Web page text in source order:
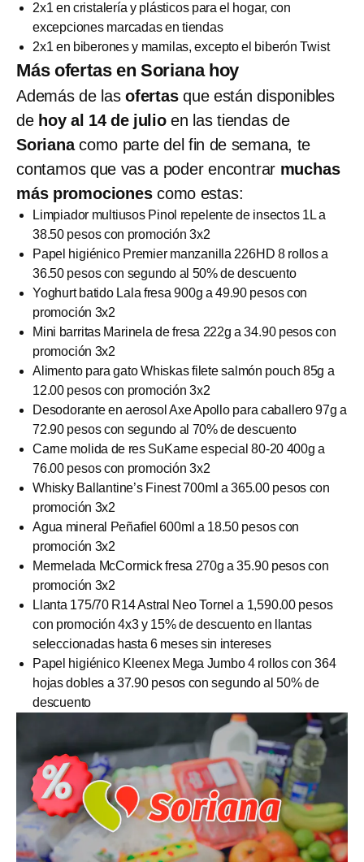
2x1 en cristalería y plásticos para el hogar, con
excepciones marcadas en tiendas
2x1 en biberones y mamilas, excepto el biberón Twist
Más ofertas en Soriana hoy
Además de las ofertasque están disponibles
de hoy al 14 de julioen las tiendas de
Sorianacomo parte del fin de semana, te
contamos que vas a poder encontrar muchas
más promocionescomo estas:
Limpiador multiusos Pinol repelente de insectos 1L a
38.50 pesos con promoción 3x2
Papel higiénico Premier manzanilla 226HD 8 rollos a
36.50 pesos con segundo al 50% de descuento
Yoghurt batido Lala fresa 900g a 49.90 pesos con
promoción 3x2
Mini barritas Marinela de fresa 222g a 34.90 pesos con
promoción 3x2
Alimento para gato Whiskas filete salmón pouch 85g a
12.00 pesos con promoción 3x2
Desodorante en aerosol Axe Apollo para caballero 97g a
72.90 pesos con segundo al 70% de descuento
Carne molida de res SuKarne especial 80-20 400g a
76.00 pesos con promoción 3x2
Whisky Ballantine’s Finest 700ml a 365.00 pesos con
promoción 3x2
Agua mineral Peñafiel 600ml a 18.50 pesos con
promoción 3x2
Mermelada McCormick fresa 270g a 35.90 pesos con
promoción 3x2
Llanta 175/70 R14 Astral Neo Tornel a 1,590.00 pesos
con promoción 4x3 y 15% de descuento en llantas
seleccionadas hasta 6 meses sin intereses
Papel higiénico Kleenex Mega Jumbo 4 rollos con 364
hojas dobles a 37.90 pesos con segundo al 50% de
descuento